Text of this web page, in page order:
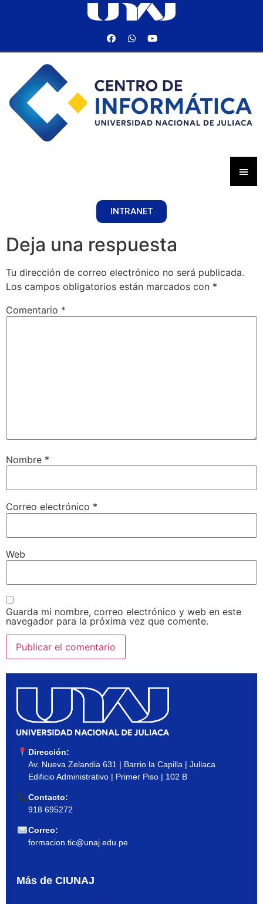
INTRANET
Deja una respuesta
Tu dirección de correo electrónico no será publicada.
Los campos obligatorios están marcados con *
Comentario *
Nombre *
Correo electrónico *
Web
Guarda mi nombre, correo electrónico y web en este
navegador para la próxima vez que comente.
Dirección:
Av. Nueva Zelandia 631 | Barrio la Capilla | Juliaca
Edificio Administrativo | Primer Piso | 102 B
Contacto:
918 695272
Correo:
formacion.tic@unaj.edu.pe
Más de CIUNAJ